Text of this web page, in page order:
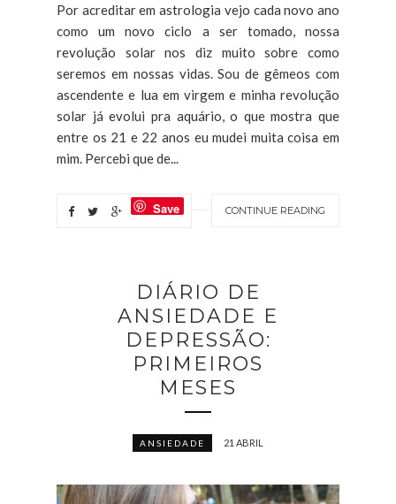
Por acreditar em astrologia vejo cada novo ano
como um novo ciclo a ser tomado, nossa
revolução solar nos diz muito sobre como
seremos em nossas vidas. Sou de gêmeos com
ascendente e lua em virgem e minha revolução
solar já evolui pra aquário, o que mostra que
entre os 21 e 22 anos eu mudei muita coisa em
mim. Percebi que de...
CONTINUE READING
Save
DIÁRIO DE
ANSIEDADE E
DEPRESSÃO:
PRIMEIROS
MESES
ANSIEDADE 21 ABRIL